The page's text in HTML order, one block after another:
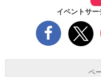
イベントサー
ペ